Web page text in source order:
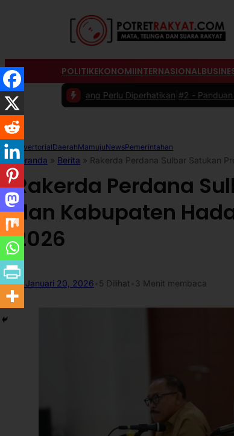
POLITIKEKONOMIINTERNASIONAL
Perlu Diperhatikan|#2 -Panduan Belanja Online
AdvertorialDaerahMamujuNewsPemerintahan
Beranda » Berita » Rakerda Perdana Sulbar Satukan
Rakerda Perdana
dan Kabupaten
2026
Januari 20, 2026 5 Dilihat 3 Menit membaca